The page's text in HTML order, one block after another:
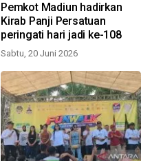
Pemkot Madiun hadirkan
Kirab Panji Persatuan
peringati hari jadi ke-108
Sabtu, 20 Juni 2026